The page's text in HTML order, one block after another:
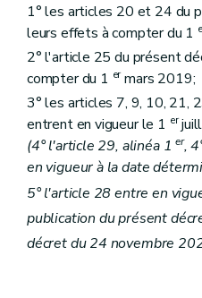
1° les articles 20 et 24 du
leurs effets à compter du 1
2° l'article 25 du présent
compter du 1 ermars 2019;
3° les articles 7, 9, 10, 21,
entrent en vigueur le 1 er
(4° l'article 29, alinéa 1er,
en vigueur à la date
5° l'article 28 entre en
publication du présent
décret du 24 novembre